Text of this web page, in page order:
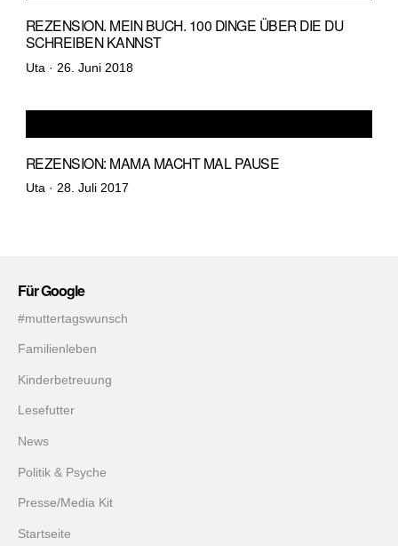
REZENSION. MEIN BUCH. 100 DINGE ÜBER DIE DU
SCHREIBEN KANNST
Uta · Veröffentlicht
26. Juni 2018
REZENSION: MAMA MACHT MAL PAUSE
Uta · Veröffentlicht
28. Juli 2017
Für Google
#muttertagswunsch
Familienleben
Kinderbetreuung
Lesefutter
News
Politik & Psyche
Presse/Media Kit
Startseite